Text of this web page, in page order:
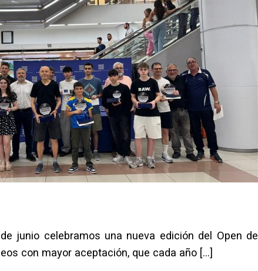
junio celebramos una nueva edición del Open de
con mayor aceptación, que cada año […]